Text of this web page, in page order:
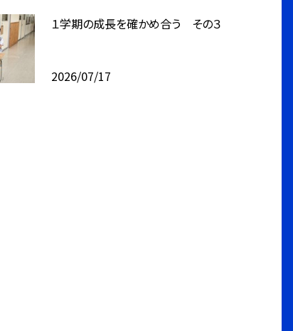
１学期の成長を確かめ合う その３
2026/07/17